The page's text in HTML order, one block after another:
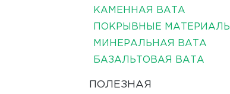
КАМЕННАЯ ВАТА
ПОКРЫВНЫЕ МАТЕРИАЛЫ
МИНЕРАЛЬНАЯ ВАТА
БАЗАЛЬТОВАЯ ВАТА
ПОЛЕЗНАЯ